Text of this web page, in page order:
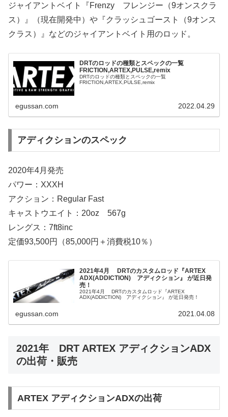
ジャイアントベイト『Frenzy フレンジー（9オンスクラ
ス）』（現在開発中）や『クラッシュゴースト（9オンス
クラス）』などのジャイアントベイト用のロッド。
DRTのロッドの種類とスペックの一覧
FRICTION,ARTEX,PULSE,remix
DRTのロッドの種類とスペックの一覧
FRICTION,ARTEX,PULSE,remix
egussan.com 2022.04.29
アディクションのスペック
2020年4月発売
パワー：XXXH
アクション：Regular Fast
キャストウエイト：20oz 567g
レングス：7ft8inc
定価93,500円（85,000円＋消費税10％）
2021年4月 DRTのカスタムロッド『ARTEX
ADX(ADDICTION) アディクション』 が近日発
売！
2021年4月 DRTのカスタムロッド『ARTEX
ADX(ADDICTION) アディクション』 が近日発売！
egussan.com 2021.04.08
2021年 DRT ARTEX アディクションADX
の出荷・販売
ARTEX アディクションADXの出荷